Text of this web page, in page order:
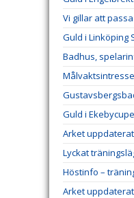
Vi gillar att
Guld i Linköping
Badhus,
Guld i
Arket
Lyckat
Höstinfo –
Arket